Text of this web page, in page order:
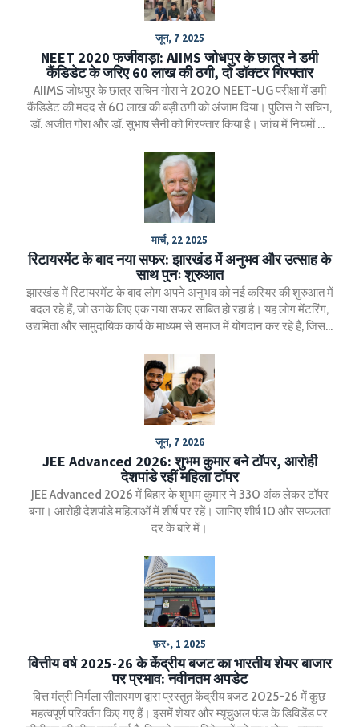
जून, 7 2025
NEET 2020 फर्जीवाड़ा: AIIMS जोधपुर के छात्र ने डमी
कैंडिडेट के जरिए 60 लाख की ठगी, दो डॉक्टर गिरफ्तार
AIIMS जोधपुर के छात्र सचिन गोरा ने 2020 NEET-UG परीक्षा में डमी
कैंडिडेट की मदद से 60 लाख की बड़ी ठगी को अंजाम दिया। पुलिस ने सचिन,
डॉ. अजीत गोरा और डॉ. सुभाष सैनी को गिरफ्तार किया है। जांच में नियमों की
मार्च, 22 2025
रिटायरमेंट के बाद नया सफर: झारखंड में अनुभव और उत्साह के
साथ पुनः शुरुआत
झारखंड में रिटायरमेंट के बाद लोग अपने अनुभव को नई करियर की शुरुआत में
बदल रहे हैं, जो उनके लिए एक नया सफर साबित हो रहा है। यह लोग मेंटरिंग,
उद्यमिता और सामुदायिक कार्य के माध्यम से समाज में योगदान कर रहे हैं, जिससे
जून, 7 2026
JEE Advanced 2026: शुभम कुमार बने टॉपर, आरोही
देशपांडे रहीं महिला टॉपर
JEE Advanced 2026 में बिहार के शुभम कुमार ने 330 अंक लेकर टॉपर
बना। आरोही देशपांडे महिलाओं में शीर्ष पर रहें। जानिए शीर्ष 10 और सफलता
दर के बारे में।
फ़र॰, 1 2025
वित्तीय वर्ष 2025-26 के केंद्रीय बजट का भारतीय शेयर बाजार
पर प्रभाव: नवीनतम अपडेट
वित्त मंत्री निर्मला सीतारमण द्वारा प्रस्तुत केंद्रीय बजट 2025-26 में कुछ
महत्वपूर्ण परिवर्तन किए गए हैं। इसमें शेयर और म्यूचुअल फंड के डिविडेंड पर